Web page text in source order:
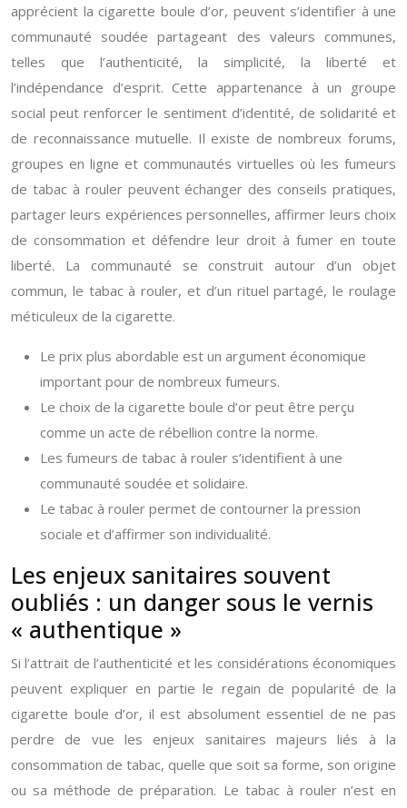
apprécient la cigarette boule d’or, peuvent s’identifier à une
communauté soudée partageant des valeurs communes,
telles que l’authenticité, la simplicité, la liberté et
l’indépendance d’esprit. Cette appartenance à un groupe
social peut renforcer le sentiment d’identité, de solidarité et
de reconnaissance mutuelle. Il existe de nombreux forums,
groupes en ligne et communautés virtuelles où les fumeurs
de tabac à rouler peuvent échanger des conseils pratiques,
partager leurs expériences personnelles, affirmer leurs choix
de consommation et défendre leur droit à fumer en toute
liberté. La communauté se construit autour d’un objet
commun, le tabac à rouler, et d’un rituel partagé, le roulage
méticuleux de la cigarette.
Le prix plus abordable est un argument économique
important pour de nombreux fumeurs.
Le choix de la cigarette boule d’or peut être perçu
comme un acte de rébellion contre la norme.
Les fumeurs de tabac à rouler s’identifient à une
communauté soudée et solidaire.
Le tabac à rouler permet de contourner la pression
sociale et d’affirmer son individualité.
Les enjeux sanitaires souvent
oubliés : un danger sous le vernis
« authentique »
Si l’attrait de l’authenticité et les considérations économiques
peuvent expliquer en partie le regain de popularité de la
cigarette boule d’or, il est absolument essentiel de ne pas
perdre de vue les enjeux sanitaires majeurs liés à la
consommation de tabac, quelle que soit sa forme, son origine
ou sa méthode de préparation. Le tabac à rouler n’est en